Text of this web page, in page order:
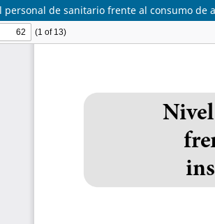
personal de sanitario frente al consumo de